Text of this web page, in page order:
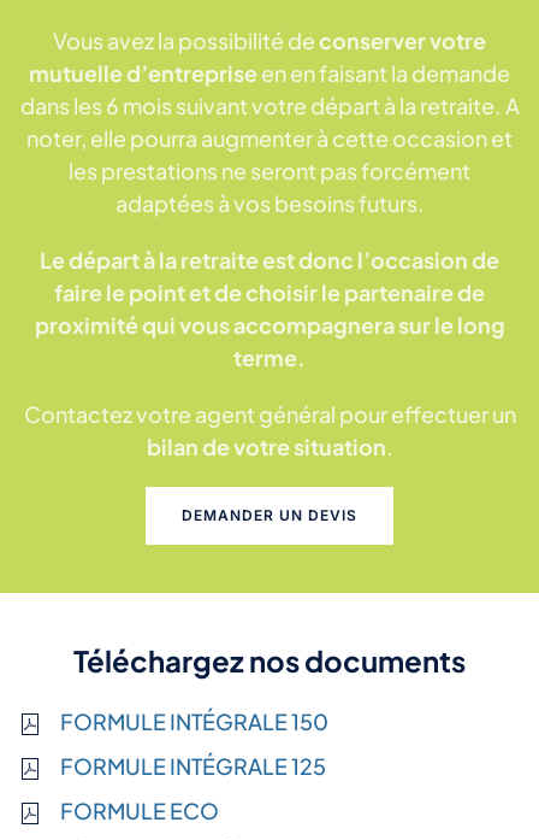
Vous avez la possibilité deconserver votre
mutuelle d’entrepriseen en faisant la demande
dans les 6 mois suivant votre départ à la retraite. A
noter, elle pourra augmenter à cette occasion et
les prestations ne seront pas forcément
adaptées à vos besoins futurs.
Le départ à la retraite est donc l’occasion de
faire le point et de choisir le partenaire de
proximité qui vous accompagnera sur le long
terme.
Contactez votre agent général pour effectuer un
bilan de votre situation.
DEMANDER UN DEVIS
Téléchargeznos documents
FORMULE INTÉGRALE 150
FORMULE INTÉGRALE 125
FORMULE ECO